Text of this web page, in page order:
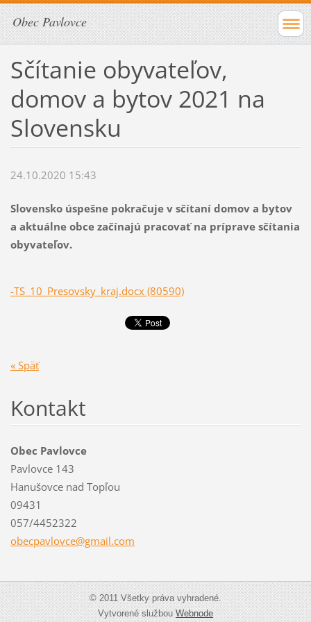
Obec Pavlovce
Sčítanie obyvateľov,
domov a bytov 2021 na
Slovensku
24.10.2020 15:43
Slovensko úspešne pokračuje v sčítaní domov a bytov
a aktuálne obce začínajú pracovať na príprave sčítania
obyvateľov.
-TS_10_Presovsky_kraj.docx (80590)
« Späť
Kontakt
Obec Pavlovce
Pavlovce 143
Hanušovce nad Topľou
09431
057/4452322
obecpavlovce@gmail.com
© 2011 Všetky práva vyhradené.
Vytvorené službouWebnode